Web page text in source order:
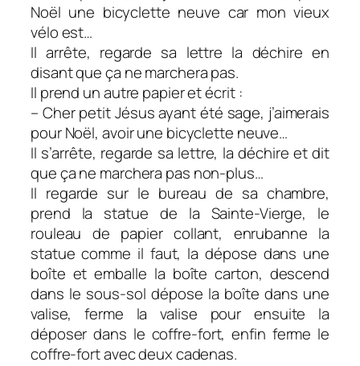
Noël une bicyclette neuve car mon vieux
vélo est…
Il arrête, regarde sa lettre la déchire en
disant que ça ne marchera pas.
Il prend un autre papier et écrit :
– Cher petit Jésus ayant été sage, j’aimerais
pour Noël, avoir une bicyclette neuve…
Il s’arrête, regarde sa lettre, la déchire et dit
que ça ne marchera pas non-plus…
Il regarde sur le bureau de sa chambre,
prend la statue de la Sainte-Vierge, le
rouleau de papier collant, enrubanne la
statue comme il faut, la dépose dans une
boîte et emballe la boîte carton, descend
dans le sous-sol dépose la boîte dans une
valise, ferme la valise pour ensuite la
déposer dans le coffre-fort, enfin ferme le
coffre-fort avec deux cadenas.